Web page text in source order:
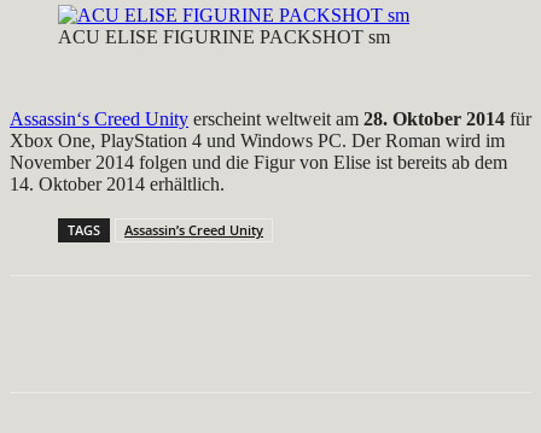
ACU ELISE FIGURINE PACKSHOT sm
Assassin‘s Creed Unity erscheint weltweit am 28. Oktober 2014 für
Xbox One, PlayStation 4 und Windows PC. Der Roman wird im
November 2014 folgen und die Figur von Elise ist bereits ab dem
14. Oktober 2014 erhältlich.
TAGS Assassin’s Creed Unity